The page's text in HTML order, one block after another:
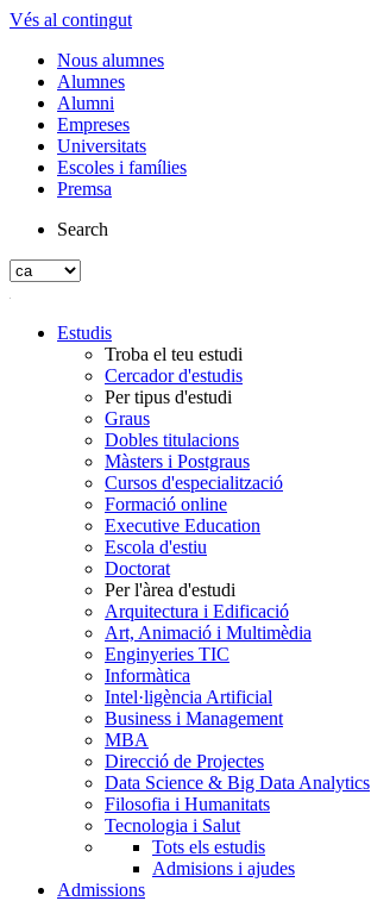
Vés al contingut
Nous alumnes
Alumnes
Alumni
Empreses
Universitats
Escoles i famílies
Premsa
Search
Estudis
Troba el teu estudi
Cercador d'estudis
Per tipus d'estudi
Graus
Dobles titulacions
Màsters i Postgraus
Cursos d'especialització
Formació online
Executive Education
Escola d'estiu
Doctorat
Per l'àrea d'estudi
Arquitectura i Edificació
Art, Animació i Multimèdia
Enginyeries TIC
Informàtica
Intel·ligència Artificial
Business i Management
MBA
Direcció de Projectes
Data Science & Big Data Analytics
Filosofia i Humanitats
Tecnologia i Salut
Tots els estudis
Admisions i ajudes
Admissions